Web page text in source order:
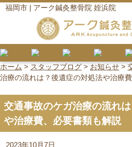
福岡市 | アーク鍼灸整骨院 姪浜院
ホーム > スタッフブログ> お知らせ >
治療の流れは？後遺症の対処法や治療
交通事故のケガ治療の流れ
や治療費、必要書類も解説
2023年10月7日